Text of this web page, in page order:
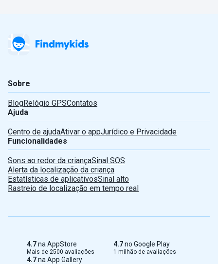
Sobre
BlogRelógio GPSContatos
Ajuda
Centro de ajudaAtivar o appJurídico e Privacidade
Funcionalidades
Sons ao redor da criançaSinal SOS
Alerta da localização da criança
Estatísticas de aplicativosSinal alto
Rastreio de localização em tempo real
4.7na AppStore
Mais de 2500 avaliações
4.7no Google Play
1 milhão de avaliações
4.7na App Gallery